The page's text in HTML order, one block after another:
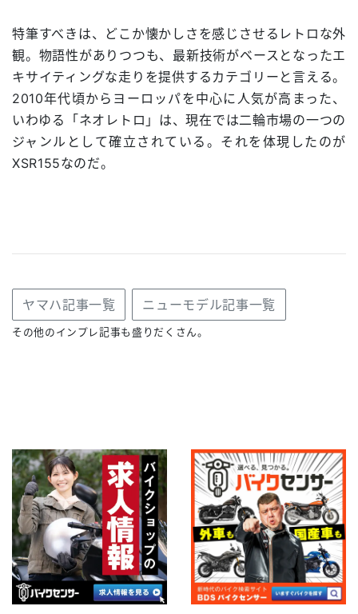
特筆すべきは、どこか懐かしさを感じさせるレトロな外
観。物語性がありつつも、最新技術がベースとなったエ
キサイティングな走りを提供するカテゴリーと言える。
2010年代頃からヨーロッパを中心に人気が高まった、
いわゆる「ネオレトロ」は、現在では二輪市場の一つの
ジャンルとして確立されている。それを体現したのが
XSR155なのだ。
ヤマハ記事一覧 ニューモデル記事一覧
その他のインプレ記事も盛りだくさん。